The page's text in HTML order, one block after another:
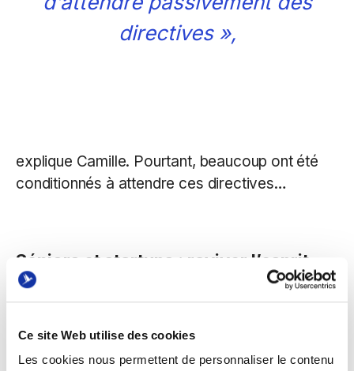
Ce site Web utilise des cookies
Les cookies nous permettent de personnaliser le contenu
directives »,
explique Camille. Pourtant, beaucoup ont été
conditionnés à attendre ces directives…
Séniors et startups : raviver l’esprit
d’initiative
d’adapter les méthodes de travail : «
d’autonomie et de prise d’initiative, dans leurs